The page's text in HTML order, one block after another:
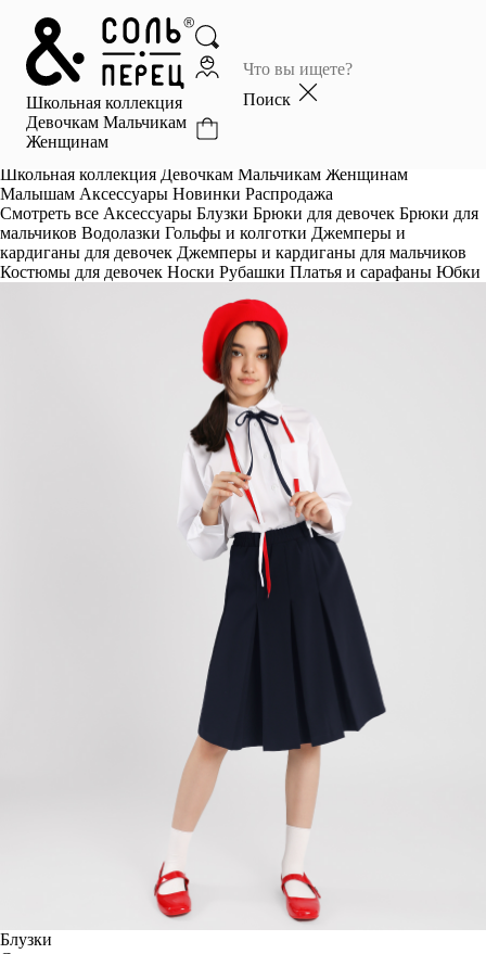
Школьная коллекция
Девочкам Мальчикам
Женщинам
Поиск
Главная
Каталог
Избранное
Школьная коллекция Девочкам Мальчикам Женщинам
Малышам Аксессуары Новинки Распродажа
Смотреть все Аксессуары Блузки Брюки для девочек Брюки для
мальчиков Водолазки Гольфы и колготки Джемперы и
кардиганы для девочек Джемперы и кардиганы для мальчиков
Костюмы для девочек Носки Рубашки Платья и сарафаны Юбки
Блузки